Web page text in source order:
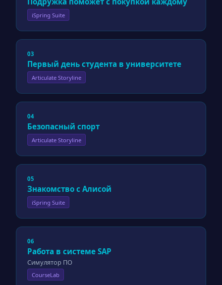
iSpring Suite
03
Первый день студента в университете
Articulate Storyline
04
Безопасный спорт
Articulate Storyline
05
Знакомство с Алисой
iSpring Suite
06
Работа в системе SAP
Симулятор ПО
CourseLab